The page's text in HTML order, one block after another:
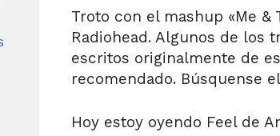
Troto con el mashup «Me &
Radiohead. Algunos de los
escritos originalmente de
recomendado. Búsquense
Hoy estoy oyendo Feel de